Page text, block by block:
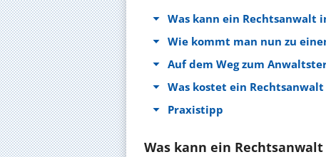
Was kann ein Rechtsanwalt
Wie kommt man nun zu
Auf dem Weg zum
Was kostet ein
Praxistipp
Was kann ein